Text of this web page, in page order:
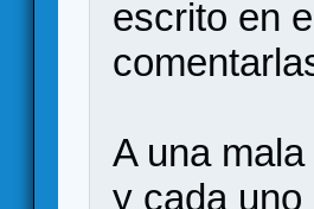
escrito en
A una
y cada uno